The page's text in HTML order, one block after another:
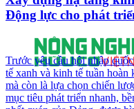
Động lực cho phát
Trước yêu cầu hội nhập
tế xanh và kinh tế tuần hoàn
mà còn là lựa chọn chiến
mục tiêu phát triển nhanh,